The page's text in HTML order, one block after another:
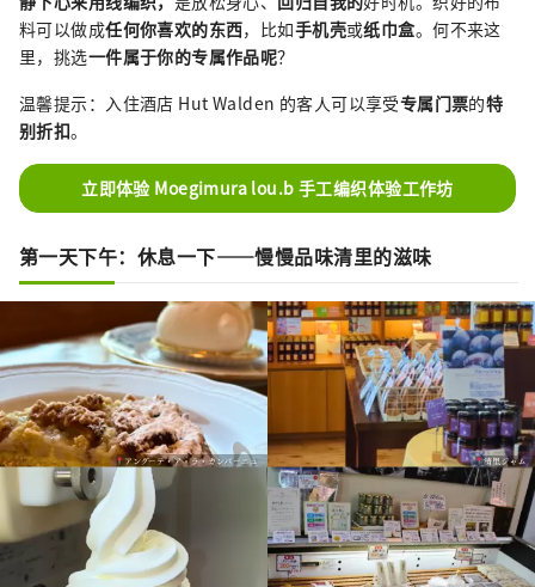
料可以做成任何你喜欢的东西，比如手机壳或纸巾盒。何不来这
里，挑选一件属于你的专属作品呢？
温馨提示：入住酒店 Hut Walden 的客人可以享受专属门票的特
别折扣。
立即体验 Moegimura lou.b 手工编织体验工作坊
第一天下午：休息一下——慢慢品味清里的滋味